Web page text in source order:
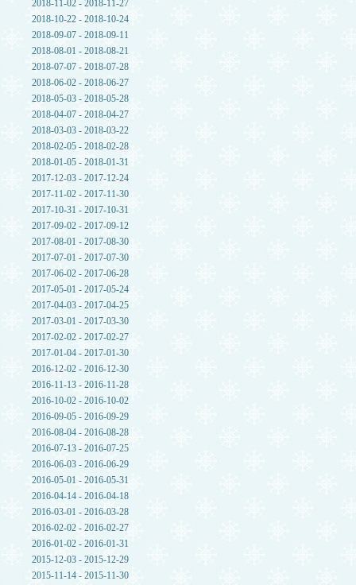
2018-11-02 - 2018-11-27
2018-10-22 - 2018-10-24
2018-09-07 - 2018-09-11
2018-08-01 - 2018-08-21
2018-07-07 - 2018-07-28
2018-06-02 - 2018-06-27
2018-05-03 - 2018-05-28
2018-04-07 - 2018-04-27
2018-03-03 - 2018-03-22
2018-02-05 - 2018-02-28
2018-01-05 - 2018-01-31
2017-12-03 - 2017-12-24
2017-11-02 - 2017-11-30
2017-10-31 - 2017-10-31
2017-09-02 - 2017-09-12
2017-08-01 - 2017-08-30
2017-07-01 - 2017-07-30
2017-06-02 - 2017-06-28
2017-05-01 - 2017-05-24
2017-04-03 - 2017-04-25
2017-03-01 - 2017-03-30
2017-02-02 - 2017-02-27
2017-01-04 - 2017-01-30
2016-12-02 - 2016-12-30
2016-11-13 - 2016-11-28
2016-10-02 - 2016-10-02
2016-09-05 - 2016-09-29
2016-08-04 - 2016-08-28
2016-07-13 - 2016-07-25
2016-06-03 - 2016-06-29
2016-05-01 - 2016-05-31
2016-04-14 - 2016-04-18
2016-03-01 - 2016-03-28
2016-02-02 - 2016-02-27
2016-01-02 - 2016-01-31
2015-12-03 - 2015-12-29
2015-11-14 - 2015-11-30